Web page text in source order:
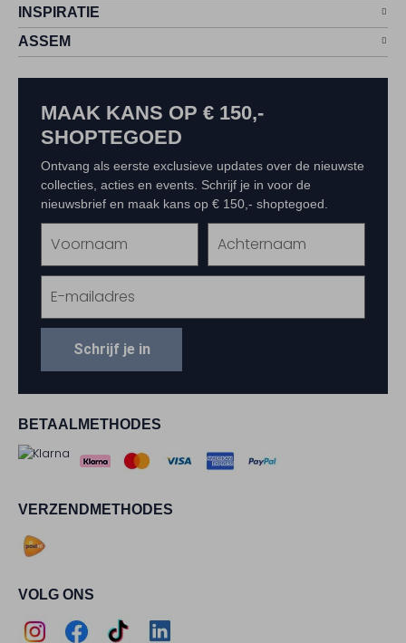
INSPIRATIE
ASSEM
BETAALMETHODES
VERZENDMETHODES
VOLG ONS
MAAK KANS OP € 150,-
SHOPTEGOED
Ontvang als eerste exclusieve updates over de nieuwste
collecties, acties en events. Schrijf je in voor de
nieuwsbrief en maak kans op € 150,- shoptegoed.
Schrijf je in